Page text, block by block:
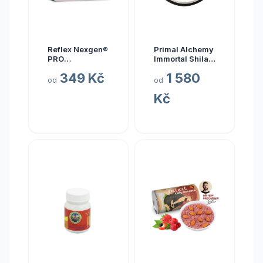
Reflex Nexgen®
PRO
NEW, 90 kapslí
od 349 Kč
Primal Alchemy
Immortal Shilajit
gramů
od 1 580
Kč